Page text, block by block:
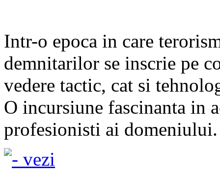
Intr-o epoca in care
demnitarilor se inscrie pe
vedere tactic, cat si
O incursiune fascinanta in
profesionisti ai domeniului.